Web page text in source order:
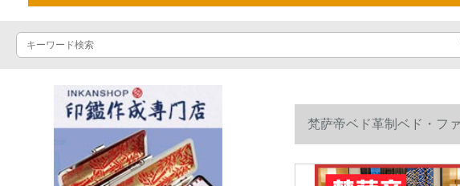
梵萨帝ベド革制ベド・フ